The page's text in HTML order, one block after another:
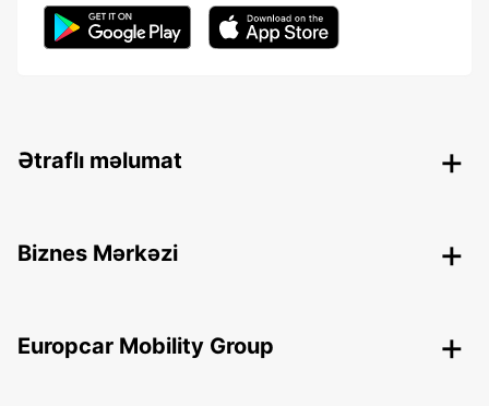
Ətraflı məlumat
Biznes Mərkəzi
Europcar Mobility Group